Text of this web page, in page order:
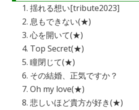
揺れる想い[tribute2023]
息もできない(★)
心を開いて(★)
Top Secret(★)
瞳閉じて(★)
その結婚、正気ですか？
Oh my love(★)
悲しいほど貴方が好き(★)